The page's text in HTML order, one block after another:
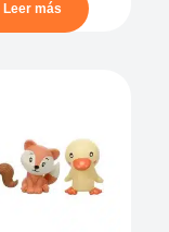
Leer más